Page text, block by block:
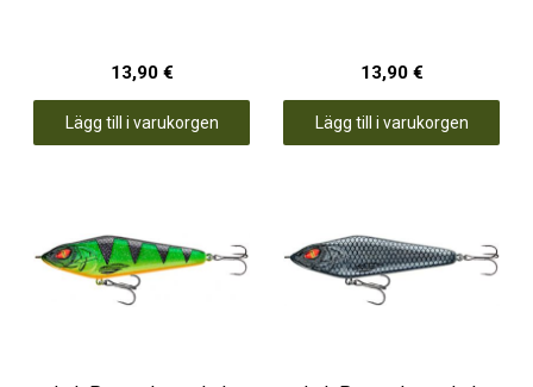
13,90 €
Lägg till i varukorgen
13,90 €
Lägg till i varukorgen